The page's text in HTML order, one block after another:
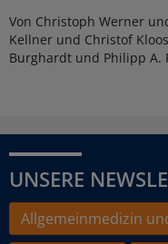
Von Christoph Werner
Kellner und Christof
Burghardt und Philipp A.
UNSERE
Allgemeinmedizin